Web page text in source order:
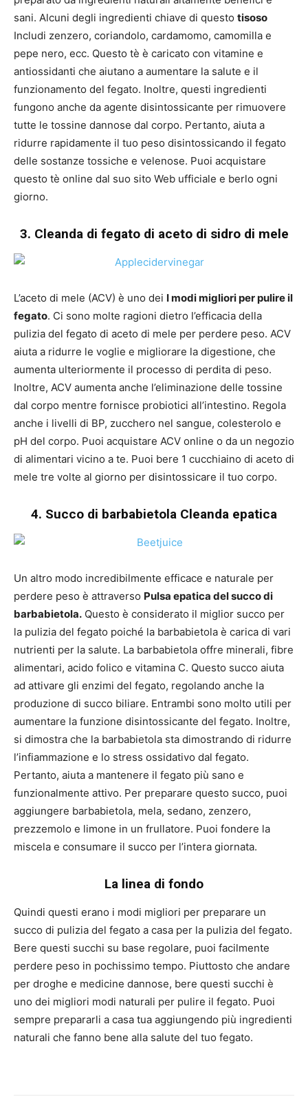
sani. Alcuni degli ingredienti chiave di questo tisoso
Includi zenzero, coriandolo, cardamomo, camomilla e
pepe nero, ecc. Questo tè è caricato con vitamine e
antiossidanti che aiutano a aumentare la salute e il
funzionamento del fegato. Inoltre, questi ingredienti
fungono anche da agente disintossicante per rimuovere
tutte le tossine dannose dal corpo. Pertanto, aiuta a
ridurre rapidamente il tuo peso disintossicando il fegato
delle sostanze tossiche e velenose. Puoi acquistare
questo tè online dal suo sito Web ufficiale e berlo ogni
giorno.
3. Cleanda di fegato di aceto di sidro di mele
L’aceto di mele (ACV) è uno dei I modi migliori per pulire il
fegato. Ci sono molte ragioni dietro l’efficacia della
pulizia del fegato di aceto di mele per perdere peso. ACV
aiuta a ridurre le voglie e migliorare la digestione, che
aumenta ulteriormente il processo di perdita di peso.
Inoltre, ACV aumenta anche l’eliminazione delle tossine
dal corpo mentre fornisce probiotici all’intestino. Regola
anche i livelli di BP, zucchero nel sangue, colesterolo e
pH del corpo. Puoi acquistare ACV online o da un negozio
di alimentari vicino a te. Puoi bere 1 cucchiaino di aceto di
mele tre volte al giorno per disintossicare il tuo corpo.
4. Succo di barbabietola Cleanda epatica
Un altro modo incredibilmente efficace e naturale per
perdere peso è attraverso Pulsa epatica del succo di
barbabietola. Questo è considerato il miglior succo per
la pulizia del fegato poiché la barbabietola è carica di vari
nutrienti per la salute. La barbabietola offre minerali, fibre
alimentari, acido folico e vitamina C. Questo succo aiuta
ad attivare gli enzimi del fegato, regolando anche la
produzione di succo biliare. Entrambi sono molto utili per
aumentare la funzione disintossicante del fegato. Inoltre,
si dimostra che la barbabietola sta dimostrando di ridurre
l’infiammazione e lo stress ossidativo dal fegato.
Pertanto, aiuta a mantenere il fegato più sano e
funzionalmente attivo. Per preparare questo succo, puoi
aggiungere barbabietola, mela, sedano, zenzero,
prezzemolo e limone in un frullatore. Puoi fondere la
miscela e consumare il succo per l’intera giornata.
La linea di fondo
Quindi questi erano i modi migliori per preparare un
succo di pulizia del fegato a casa per la pulizia del fegato.
Bere questi succhi su base regolare, puoi facilmente
perdere peso in pochissimo tempo. Piuttosto che andare
per droghe e medicine dannose, bere questi succhi è
uno dei migliori modi naturali per pulire il fegato. Puoi
sempre prepararli a casa tua aggiungendo più ingredienti
naturali che fanno bene alla salute del tuo fegato.